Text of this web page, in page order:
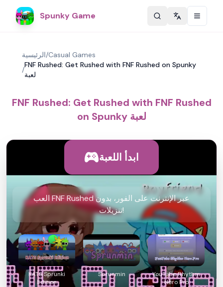
Spunky Game Change
الرئيسية/Casual Games
/
FNF Rushed: Get Rushed with FNF Rushed on Spunky
لعبة
FNF Rushed: Get Rushed with FNF Rushed
on Spunky لعبة
ابدأ اللعبة
العب FNF Rushed عبر الإنترنت على الفور، بدون
تنزيلات!
KATS Sprunki
Edition
Sprunmin
YouTube Rhythm
Hero Pro